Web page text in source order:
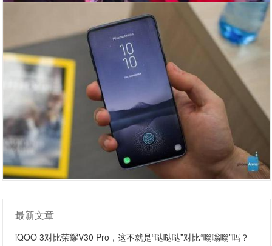
最新文章
iQOO 3对比荣耀V30 Pro，这不就是“哒哒哒”对比“嗡嗡嗡”吗？